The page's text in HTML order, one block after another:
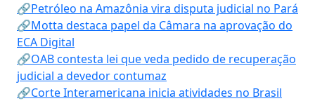
🔗Petróleo na Amazônia vira disputa judicial no Pará
🔗Motta destaca papel da Câmara na aprovação do
ECA Digital
🔗OAB contesta lei que veda pedido de recuperação
judicial a devedor contumaz
🔗Corte Interamericana inicia atividades no Brasil